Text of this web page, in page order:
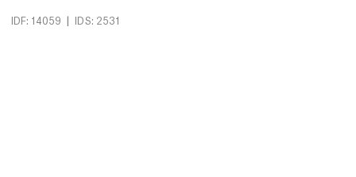
IDF: 14059 | IDS: 2531